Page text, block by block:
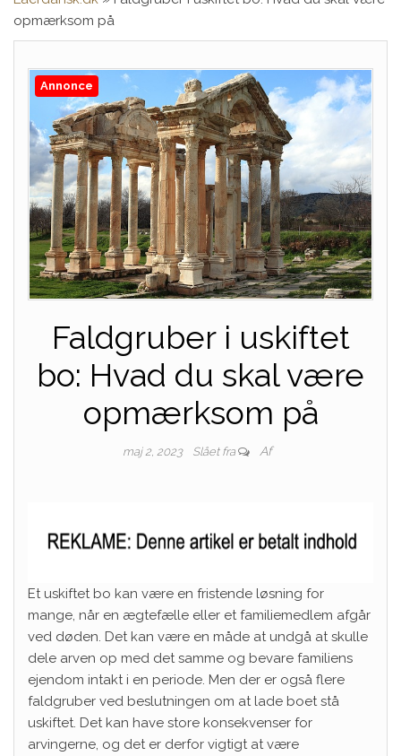
opmærksom på
Annonce
Faldgruber i uskiftet
bo: Hvad du skal være
opmærksom på
maj 2, 2023 Slået fra Af
Et uskiftet bo kan være en fristende løsning for
mange, når en ægtefælle eller et familiemedlem afgår
ved døden. Det kan være en måde at undgå at skulle
dele arven op med det samme og bevare familiens
ejendom intakt i en periode. Men der er også flere
faldgruber ved beslutningen om at lade boet stå
uskiftet. Det kan have store konsekvenser for
arvingerne, og det er derfor vigtigt at være